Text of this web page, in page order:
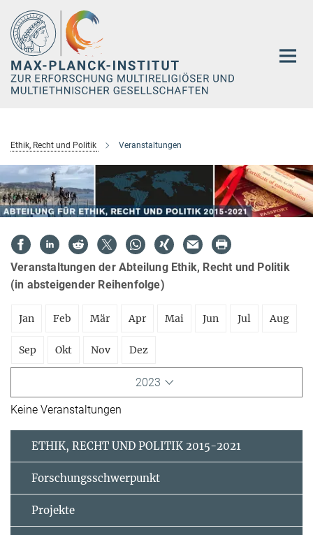
Hauptinhalt
Ethik, Recht und Politik Veranstaltungen
Veranstaltungen der Abteilung Ethik, Recht und Politik
(in absteigender Reihenfolge)
Jan Feb Mär Apr Mai Jun Jul Aug
Sep Okt Nov Dez
2023
Keine Veranstaltungen
ETHIK, RECHT UND POLITIK 2015-2021
Forschungsschwerpunkt
Projekte